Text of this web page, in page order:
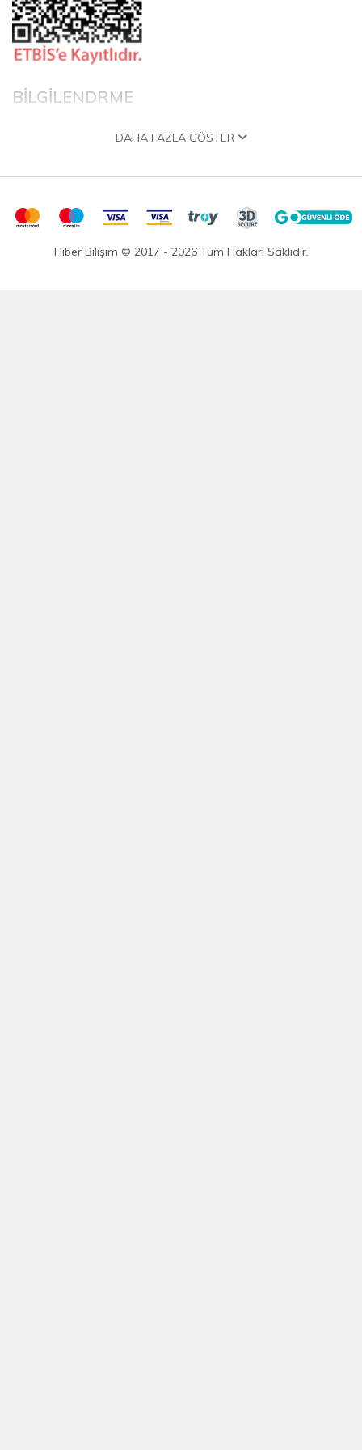
BİLGİLENDRME
Teslimat Politikası
KVKK Satış Sözleşmesi
DAHA FAZLA GÖSTER
Hiber Bilişim © 2017 - 2026 Tüm Hakları Saklıdır.